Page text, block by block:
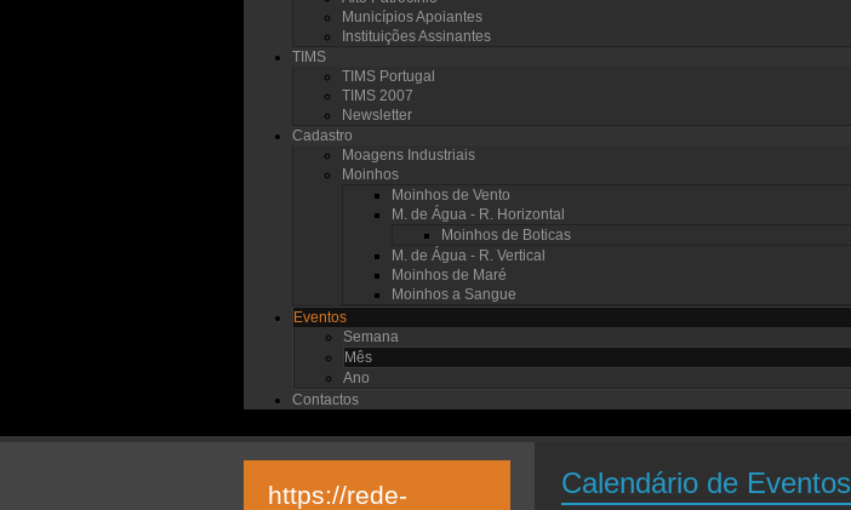
Municípios Apoiantes
Instituições Assinantes
TIMS
TIMS Portugal
TIMS 2007
Newsletter
Cadastro
Moagens Industriais
Moinhos
Moinhos de Vento
M. de Água - R. Horizontal
Moinhos de Boticas
M. de Água - R. Vertical
Moinhos de Maré
Moinhos a Sangue
Eventos
Semana
Mês
Ano
Contactos
Calendário de Eventos
https://rede-